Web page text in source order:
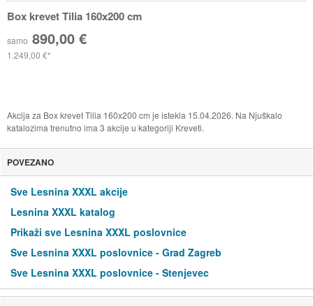
Box krevet Tilia 160x200 cm
samo 890,00 €
1.249,00 €
Akcija za Box krevet Tilia 160x200 cm je istekla 15.04.2026. Na Njuškalo
katalozima trenutno ima 3 akcije u kategoriji Kreveti.
POVEZANO
Sve Lesnina XXXL akcije
Lesnina XXXL katalog
Prikaži sve Lesnina XXXL poslovnice
Sve Lesnina XXXL poslovnice - Grad Zagreb
Sve Lesnina XXXL poslovnice - Stenjevec